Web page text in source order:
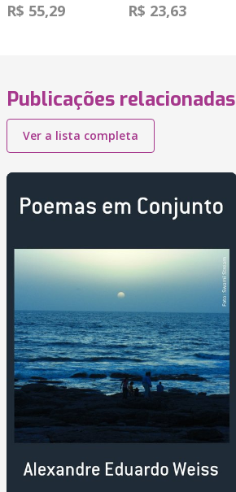
R$ 55,29 R$ 23,63
Publicações relacionadas
Ver a lista completa